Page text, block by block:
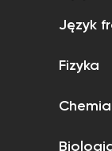
Język
Fizyka
Chemia